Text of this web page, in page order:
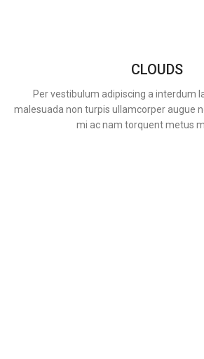
CLOUDS
Per vestibulum adipiscing a interdum
malesuada non turpis ullamcorper augue
mi ac nam torquent metus